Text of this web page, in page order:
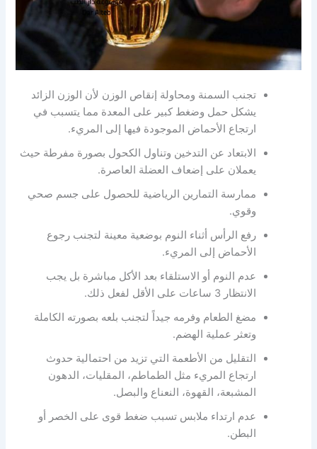
تجنب السمنة ومحاولة إنقاص الوزن لأن الوزن الزائد
يشكل حمل وضغط كبير على المعدة مما يتسبب في
ارتجاع الأحماض الموجودة فيها إلى المريء.
الابتعاد عن التدخين وتناول الكحول بصورة مفرطة حيث
يعملان على إضعاف العضلة العاصرة.
ممارسة التمارين الرياضية للحصول على جسم صحي
وقوي.
رفع الرأس أثناء النوم بوضعية معينة لتجنب رجوع
الأحماض إلى المريء.
عدم النوم أو الاستلقاء بعد الأكل مباشرة بل يجب
الانتظار 3 ساعات على الأقل لفعل ذلك.
مضغ الطعام وفرمه جيداً لتجنب بلعه بصورته الكاملة
وتعثر عملية الهضم.
التقليل من الأطعمة التي تزيد من احتمالية حدوث
ارتجاع المريء مثل الطماطم، المقليات، الدهون
المشبعة، القهوة، النعناع والبصل.
عدم ارتداء ملابس تسبب ضغط قوى على الخصر أو
البطن.